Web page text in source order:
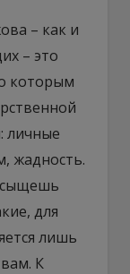
– как и
– это
которым
личные
жадность.
сыщешь
для
лишь
К